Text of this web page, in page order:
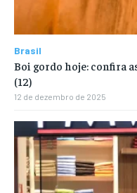
Brasil
Boi gordo hoje: confira
(12)
12 de dezembro de 2025